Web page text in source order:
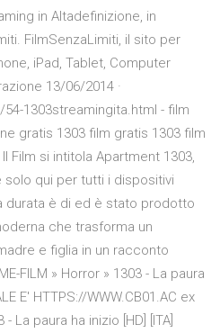
in Altadefinizione, in
FilmSenzaLimiti, il sito per
iPad, Tablet, Computer
13/06/2014 ·
1303streamingita.html - film
gratis 1303 film gratis 1303 film
Film si intitola Apartment 1303,
qui per tutti i dispositivi
durata è di ed è stato prodotto
che trasforma un
e figlia in un racconto
FILM » Horror » 1303 - La paura
E' HTTPS://WWW.CB01.AC ex
La paura ha inizio [HD] [ITA]